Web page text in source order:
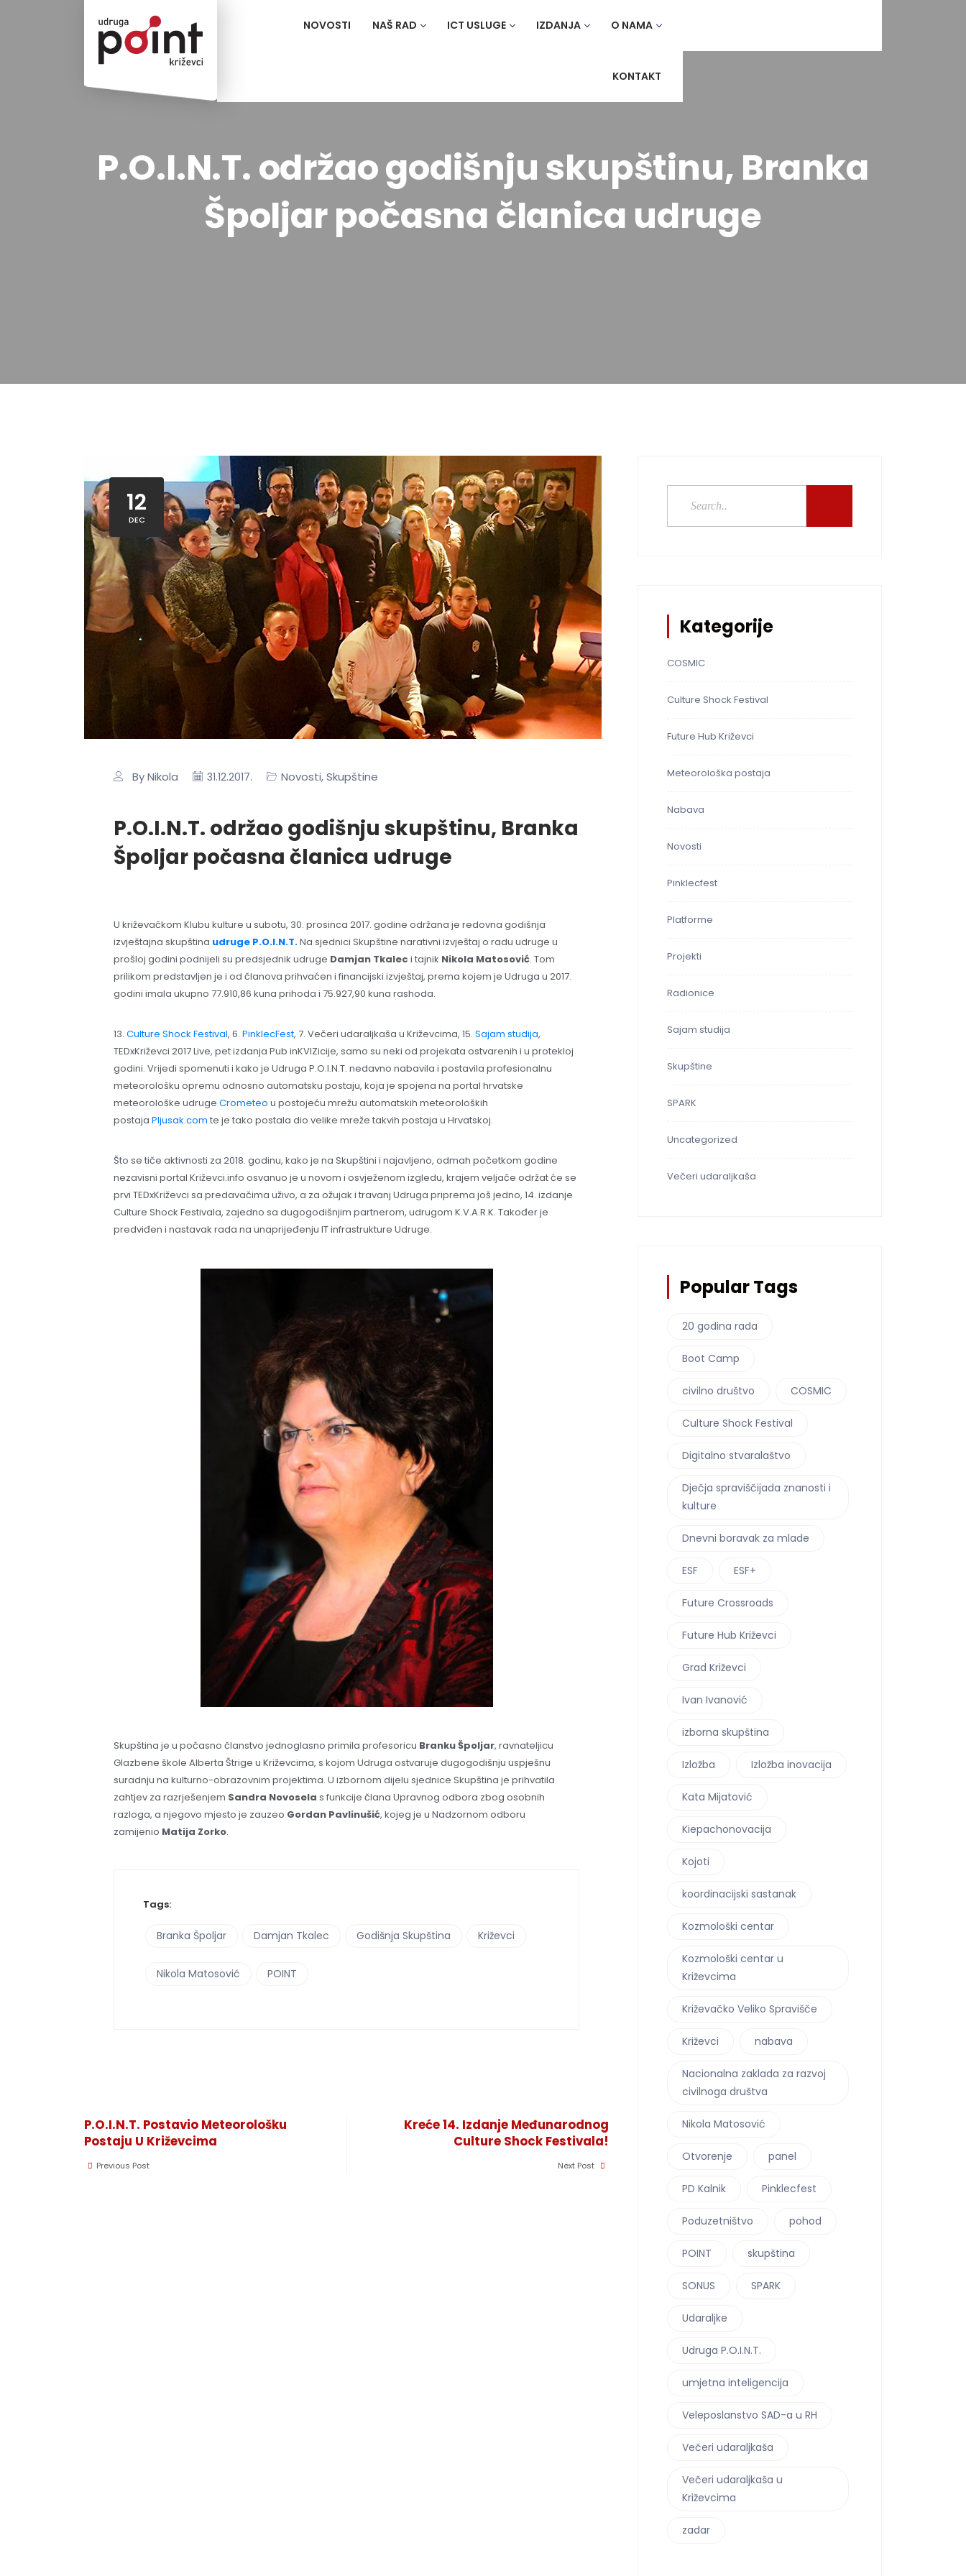
NOVOSTI NAŠ RAD ICT USLUGE IZDANJA O NAMA
KONTAKT
P.O.I.N.T. održao godišnju skupštinu, Branka
Špoljar počasna članica udruge
12
DEC
By Nikola 31.12.2017. Novosti, Skupštine
P.O.I.N.T. održao godišnju skupštinu, Branka
Špoljar počasna članica udruge
U križevačkom Klubu kulture u subotu, 30. prosinca 2017. godine održana je redovna godišnja
izvještajna skupština udruge P.O.I.N.T.Na sjednici Skupštine narativni izvještaj o radu udruge u
prošloj godini podnijeli su predsjednik udruge Damjan Tkalec i tajnik Nikola Matosović. Tom
prilikom predstavljen je i od članova prihvaćen i financijski izvještaj, prema kojem je Udruga u 2017.
godini imala ukupno 77.910,86 kuna prihoda i 75.927,90 kuna rashoda.
13. Culture Shock Festival, 6. PinklecFest, 7. Večeri udaraljkaša u Križevcima, 15. Sajam studija,
TEDxKriževci 2017 Live, pet izdanja Pub inKVIZicije, samo su neki od projekata ostvarenih i u protekloj
godini. Vrijedi spomenuti i kako je Udruga P.O.I.N.T. nedavno nabavila i postavila profesionalnu
meteorološku opremu odnosno automatsku postaju, koja je spojena na portal hrvatske
meteorološke udruge Crometeo u postojeću mrežu automatskih meteoroloških
postaja Pljusak.com te je tako postala dio velike mreže takvih postaja u Hrvatskoj.
Što se tiče aktivnosti za 2018. godinu, kako je na Skupštini i najavljeno, odmah početkom godine
nezavisni portal Križevci.info osvanuo je u novom i osvježenom izgledu, krajem veljače održat će se
prvi TEDxKriževci sa predavačima uživo, a za ožujak i travanj Udruga priprema još jedno, 14. izdanje
Culture Shock Festivala, zajedno sa dugogodišnjim partnerom, udrugom K.V.A.R.K. Također je
predviđen i nastavak rada na unaprijeđenju IT infrastrukture Udruge.
Skupština je u počasno članstvo jednoglasno primila profesoricu Branku Špoljar, ravnateljicu
Glazbene škole Alberta Štrige u Križevcima, s kojom Udruga ostvaruje dugogodišnju uspješnu
suradnju na kulturno-obrazovnim projektima. U izbornom dijelu sjednice Skupština je prihvatila
zahtjev za razrješenjem Sandra Novosela s funkcije člana Upravnog odbora zbog osobnih
razloga, a njegovo mjesto je zauzeo Gordan Pavlinušić, kojeg je u Nadzornom odboru
zamijenio Matija Zorko.
Tags:
Branka Špoljar Damjan Tkalec Godišnja Skupština Križevci
Nikola Matosović POINT
P.O.I.N.T. Postavio Meteorološku
Postaju U Križevcima
Previous Post
Kreće 14. Izdanje Međunarodnog
Culture Shock Festivala!
Next Post
Kategorije
COSMIC
Culture Shock Festival
Future Hub Križevci
Meteorološka postaja
Nabava
Novosti
Pinklecfest
Platforme
Projekti
Radionice
Sajam studija
Skupštine
SPARK
Uncategorized
Večeri udaraljkaša
Popular Tags
20 godina rada
Boot Camp
civilno društvo COSMIC
Culture Shock Festival
Digitalno stvaralaštvo
Dječja spraviščijada znanosti i
kulture
Dnevni boravak za mlade
ESF ESF+
Future Crossroads
Future Hub Križevci
Grad Križevci
Ivan Ivanović
izborna skupština
Izložba Izložba inovacija
Kata Mijatović
Kiepachonovacija
Kojoti
koordinacijski sastanak
Kozmološki centar
Kozmološki centar u
Križevcima
Križevačko Veliko Spravišče
Križevci nabava
Nacionalna zaklada za razvoj
civilnoga društva
Nikola Matosović
Otvorenje panel
PD Kalnik Pinklecfest
Poduzetništvo pohod
POINT skupština
SONUS SPARK
Udaraljke
Udruga P.O.I.N.T.
umjetna inteligencija
Veleposlanstvo SAD-a u RH
Večeri udaraljkaša
Večeri udaraljkaša u
Križevcima
zadar